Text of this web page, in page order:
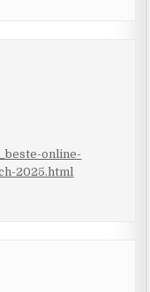
online-
2025.html